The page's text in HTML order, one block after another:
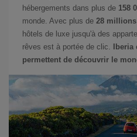
hébergements dans plus de 158
monde. Avec plus de 28 millions
hôtels de luxe jusqu'à des
rêves est à portée de clic.
permettent de découvrir le